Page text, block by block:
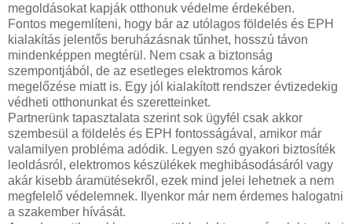
megoldásokat kapják otthonuk védelme érdekében.
Fontos megemlíteni, hogy bár az utólagos földelés és EPH
kialakítás jelentős beruházásnak tűnhet, hosszú távon
mindenképpen megtérül. Nem csak a biztonság
szempontjából, de az esetleges elektromos károk
megelőzése miatt is. Egy jól kialakított rendszer évtizedekig
védheti otthonunkat és szeretteinket.
Partnerünk tapasztalata szerint sok ügyfél csak akkor
szembesül a földelés és EPH fontosságával, amikor már
valamilyen probléma adódik. Legyen szó gyakori biztosíték
leoldásról, elektromos készülékek meghibásodásáról vagy
akár kisebb áramütésekről, ezek mind jelei lehetnek a nem
megfelelő védelemnek. Ilyenkor már nem érdemes halogatni
a szakember hívását.